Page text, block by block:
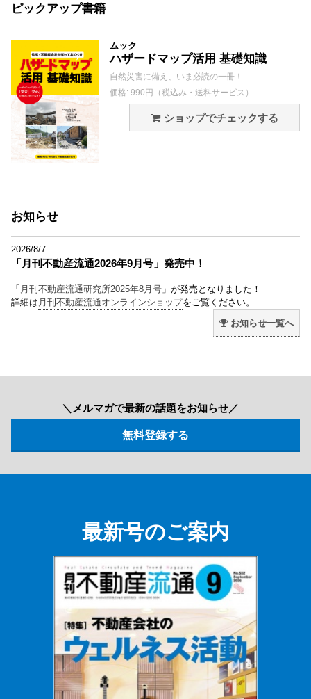
ピックアップ書籍
ムック
ハザードマップ活用 基礎知識
自然災害に備え、いま必読の一冊！
価格: 990円（税込み・送料サービス）
ショップでチェックする
お知らせ
2026/8/7
「月刊不動産流通2026年9月号」発売中！
「 月刊不動産流通研究所2025年8月号 」が発売となりました！
詳細は 月刊不動産流通オンラインショップをご覧ください。
お知らせ一覧へ
＼メルマガで最新の話題をお知らせ／
最新号のご案内